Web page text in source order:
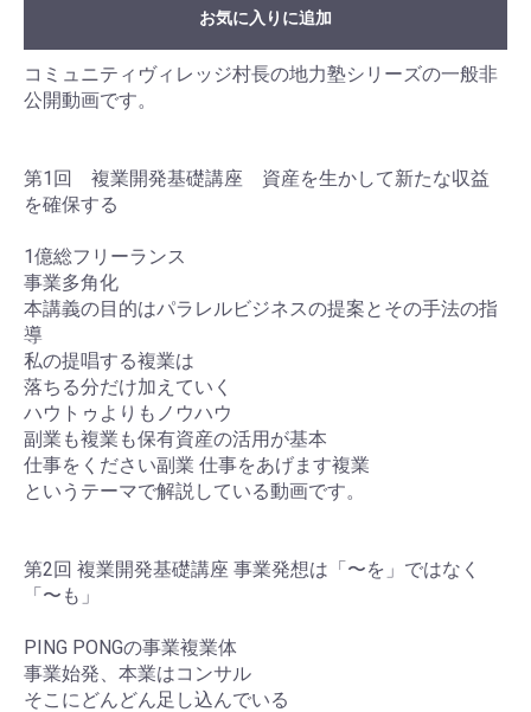
お気に入りに追加
コミュニティヴィレッジ村長の地力塾シリーズの一般非
公開動画です。
第1回 複業開発基礎講座 資産を生かして新たな収益
を確保する
1億総フリーランス
事業多角化
本講義の目的はパラレルビジネスの提案とその手法の指
導
私の提唱する複業は
落ちる分だけ加えていく
ハウトゥよりもノウハウ
副業も複業も保有資産の活用が基本
仕事をください副業 仕事をあげます複業
というテーマで解説している動画です。
第2回 複業開発基礎講座 事業発想は「〜を」ではなく
「〜も」
PING PONGの事業複業体
事業始発、本業はコンサル
そこにどんどん足し込んでいる